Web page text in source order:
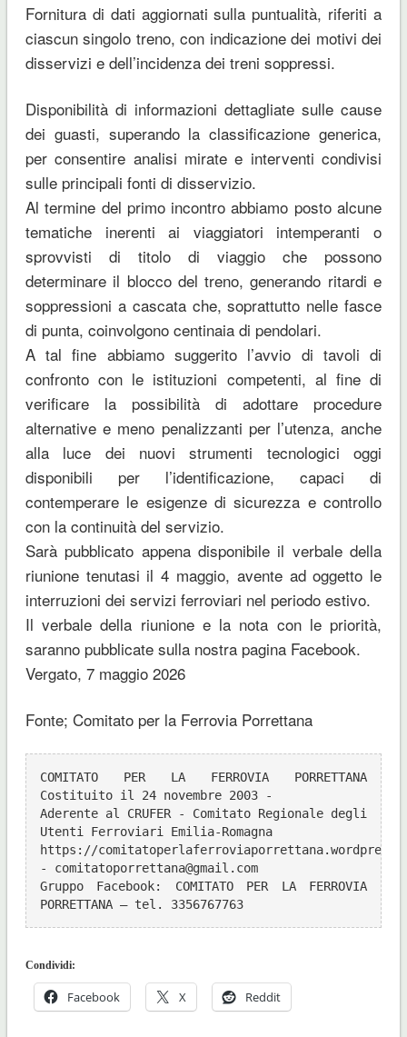
Fornitura di dati aggiornati sulla puntualità, riferiti a
ciascun singolo treno, con indicazione dei motivi dei
disservizi e dell’incidenza dei treni soppressi.
Disponibilità di informazioni dettagliate sulle cause
dei guasti, superando la classificazione generica,
per consentire analisi mirate e interventi condivisi
sulle principali fonti di disservizio.
Al termine del primo incontro abbiamo posto alcune
tematiche inerenti ai viaggiatori intemperanti o
sprovvisti di titolo di viaggio che possono
determinare il blocco del treno, generando ritardi e
soppressioni a cascata che, soprattutto nelle fasce
di punta, coinvolgono centinaia di pendolari.
A tal fine abbiamo suggerito l’avvio di tavoli di
confronto con le istituzioni competenti, al fine di
verificare la possibilità di adottare procedure
alternative e meno penalizzanti per l’utenza, anche
alla luce dei nuovi strumenti tecnologici oggi
disponibili per l’identificazione, capaci di
contemperare le esigenze di sicurezza e controllo
con la continuità del servizio.
Sarà pubblicato appena disponibile il verbale della
riunione tenutasi il 4 maggio, avente ad oggetto le
interruzioni dei servizi ferroviari nel periodo estivo.
Il verbale della riunione e la nota con le priorità,
saranno pubblicate sulla nostra pagina Facebook.
Vergato, 7 maggio 2026
Fonte; Comitato per la Ferrovia Porrettana
COMITATO PER LA FERROVIA PORRETTANA
Costituito il 24 novembre 2003 -
Aderente al CRUFER - Comitato Regionale degli
Utenti Ferroviari Emilia-Romagna
https://
- comitatoporrettana@gmail.com
Gruppo Facebook: COMITATO PER LA FERROVIA
PORRETTANA – tel. 3356767763
Condividi:
Facebook X Reddit